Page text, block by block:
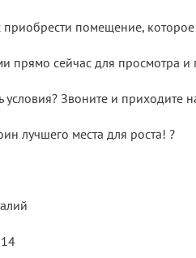
приобрести помещение,
прямо сейчас для просмотра
условия? Звоните и приходите
лучшего места для роста! ?